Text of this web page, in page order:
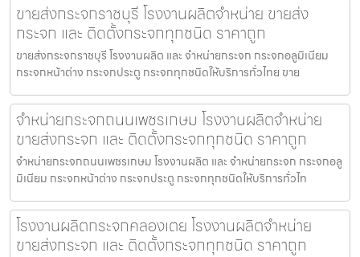
ขายส่งกระจกราชบุรี โรงงานผลิตจำหน่าย ขายส่ง
กระจก และ ติดตั้งกระจกทุกชนิด ราคาถูก
ขายส่งกระจกราชบุรี โรงงานผลิต และ จำหน่ายกระจก กระจกอลูมิเนียม
กระจกหน้าต่าง กระจกประตู กระจกทุกชนิดให้บริการทั่วไทย ขาย
จำหน่ายกระจกถนนเพชรเกษม โรงงานผลิตจำหน่าย
ขายส่งกระจก และ ติดตั้งกระจกทุกชนิด ราคาถูก
จำหน่ายกระจกถนนเพชรเกษม โรงงานผลิต และ จำหน่ายกระจก กระจกอลู
มิเนียม กระจกหน้าต่าง กระจกประตู กระจกทุกชนิดให้บริการทั่วไท
โรงงานผลิตกระจกคลองเตย โรงงานผลิตจำหน่าย
ขายส่งกระจก และ ติดตั้งกระจกทุกชนิด ราคาถูก